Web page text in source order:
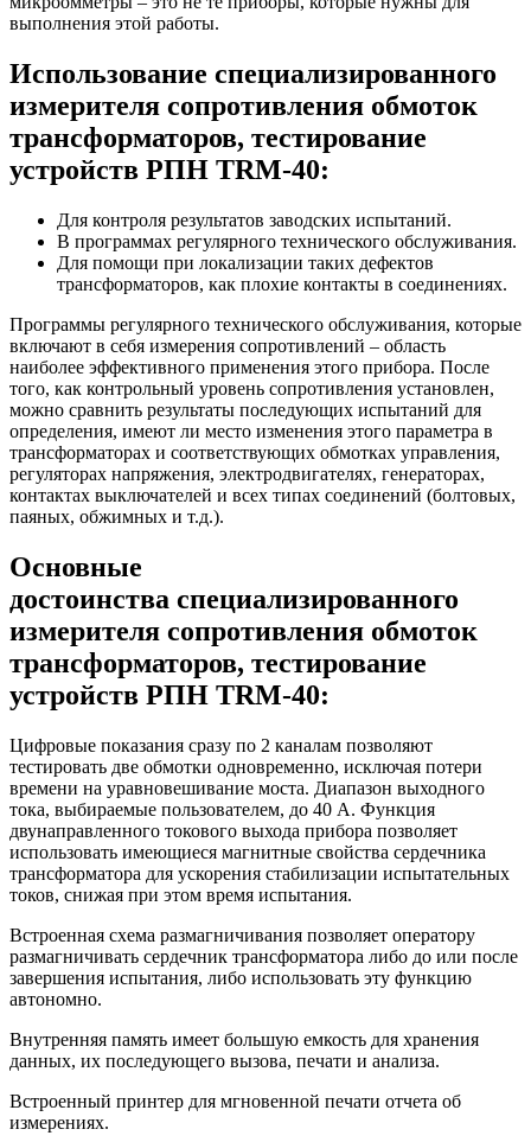
выполнения этой работы.
Использование специализированного
измерителя сопротивления обмоток
трансформаторов, тестирование
устройств РПН TRM-40:
Для контроля результатов заводских испытаний.
В программах регулярного технического обслуживания.
Для помощи при локализации таких дефектов
трансформаторов, как плохие контакты в соединениях.
Программы регулярного технического обслуживания, которые
включают в себя измерения сопротивлений – область
наиболее эффективного применения этого прибора. После
того, как контрольный уровень сопротивления установлен,
можно сравнить результаты последующих испытаний для
определения, имеют ли место изменения этого параметра в
трансформаторах и соответствующих обмотках управления,
регуляторах напряжения, электродвигателях, генераторах,
контактах выключателей и всех типах соединений (болтовых,
паяных, обжимных и т.д.).
Основные
достоинства специализированного
измерителя сопротивления обмоток
трансформаторов, тестирование
устройств РПН TRM-40:
Цифровые показания сразу по 2 каналам позволяют
тестировать две обмотки одновременно, исключая потери
времени на уравновешивание моста. Диапазон выходного
тока, выбираемые пользователем, до 40 А. Функция
двунаправленного токового выхода прибора позволяет
использовать имеющиеся магнитные свойства сердечника
трансформатора для ускорения стабилизации испытательных
токов, снижая при этом время испытания.
Встроенная схема размагничивания позволяет оператору
размагничивать сердечник трансформатора либо до или после
завершения испытания, либо использовать эту функцию
автономно.
Внутренняя память имеет большую емкость для хранения
данных, их последующего вызова, печати и анализа.
Встроенный принтер для мгновенной печати отчета об
измерениях.